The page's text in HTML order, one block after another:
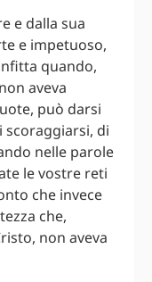
e dalla sua
e impetuoso,
quando,
aveva
può darsi
scoraggiarsi, di
nelle parole
le vostre reti
che invece
che,
non aveva